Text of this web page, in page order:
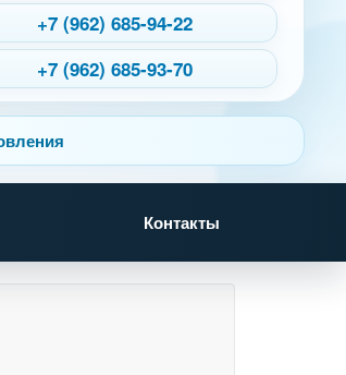
+7 (962) 685-94-22
+7 (962) 685-93-70
Контакты